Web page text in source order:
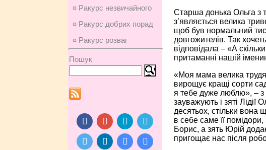
¤ Ракурс незвичайного
¤ Ракурс добрих порад
¤ Ракурс розваг
Пошук
Старша донька Ольга з
з’являється велика
щоб був нормальний
довгожителів. Так
відповідала – «А
притаманні нашій
«Моя мама велика
вирощує кращі сорти
я тебе дуже люблю», – з
зауважують і зяті
десятьох, стільки вона
в себе саме її
Борис, а зять Юрій
пригощає нас після